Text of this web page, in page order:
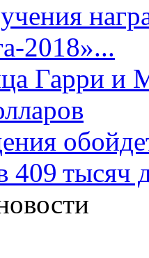
2018»...
Гарри и
тысяч